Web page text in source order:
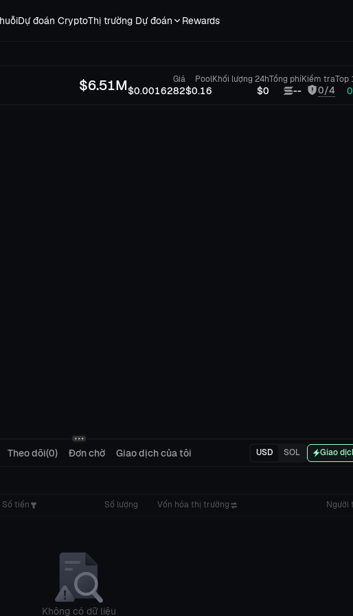
Dự đoán CryptoThị trường Dự đoán Rewards
$6.51M Giá
$0.0016282
Pool
$0.16
Khối lượng 24h
$0
Tổng phí
--
Kiểm tra
0/4
Top
Theo dõi(0) Đơn chờ Giao dịch của tôi USD SOL Giao
Số tiền Số lượng Vốn hóa thị trường Người
Không có dữ liệu